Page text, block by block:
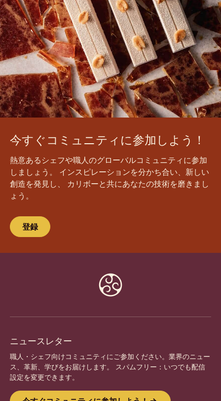
RB1
の
制
作
pt.
2
熱意あるシェフや職人のグローバルコミュニティに参加
しましょう。 インスピレーションを分かち合い、新しい
登録